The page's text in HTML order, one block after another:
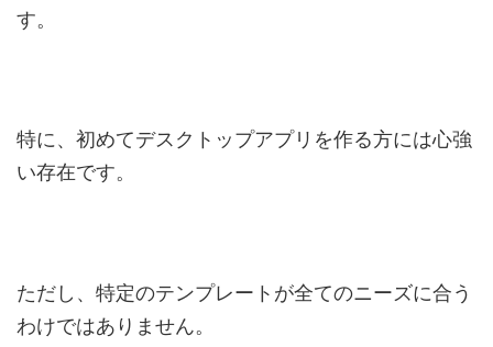
す。
特に、初めてデスクトップアプリを作る方には心強
い存在です。
ただし、特定のテンプレートが全てのニーズに合う
わけではありません。